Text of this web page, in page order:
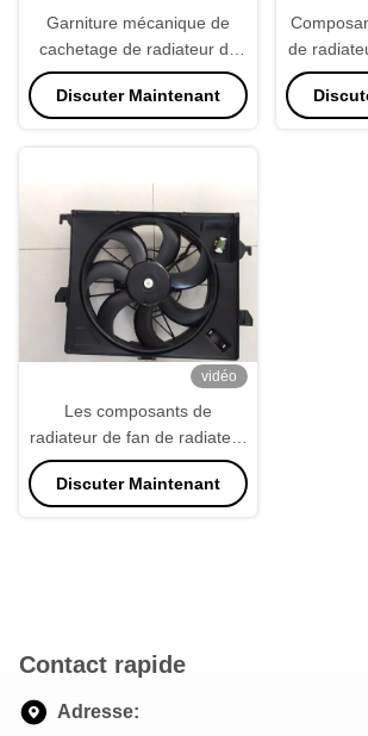
Garniture mécanique de
cachetage de radiateur de
réservoir en plastique
AUTOMATIQUE de radiateur
Discuter Maintenant
de
vidéo
Les composants de
radiateur de fan de radiateur
de la voiture PA66 ajustent la
forme
Discuter Maintenant
Contact rapide
Adresse: